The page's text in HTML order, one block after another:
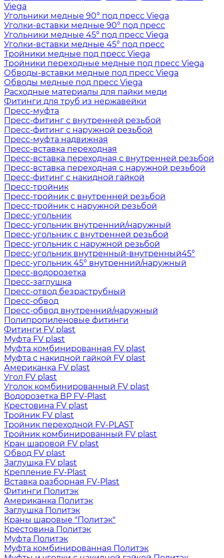
Viega
Угольники медные 90° под пресс Viega
Уголки-вставки медные 90° под пресс
Угольники медные 45° под пресс Viega
Уголки-вставки медные 45° под пресс
Тройники медные под пресс Viega
Тройники переходные медные под пресс Viega
Обводы-вставки медные под пресс Viega
Обводы медные под пресс Viega
Расходные материалы для пайки меди
Фитинги для труб из нержавейки
Пресс-муфта
Пресс-фитинг с внутренней резьбой
Пресс-фитинг с наружной резьбой
Пресс-муфта надвижная
Пресс-вставка переходная
Пресс-вставка переходная с внутренней резьбой
Пресс-вставка переходная с наружной резьбой
Пресс-фитинг с накидной гайкой
Пресс-тройник
Пресс-тройник с внутренней резьбой
Пресс-тройник с наружной резьбой
Пресс-угольник
Пресс-угольник внутренний/наружный
Пресс-угольник с внутренней резьбой
Пресс-угольник с наружной резьбой
Пресс-угольник внутренный-внутренный45°
Пресс-угольник 45° внутренний/наружный
Пресс-водорозетка
Пресс-заглушка
Пресс-отвод безраструбный
Пресс-обвод
Пресс-обвод внутренний/наружный
Полипропиленовые фитинги
Фитинги FV plast
Муфта FV plast
Муфта комбинированная FV plast
Муфта с накидной гайкой FV plast
Американка FV plast
Угол FV plast
Уголок комбинированный FV plast
Водорозетка ВР FV-Plast
Крестовина FV plast
Тройник FV plast
Тройник переходной FV-PLAST
Тройник комбинированный FV plast
Кран шаровой FV plast
Обвод FV plast
Заглушка FV plast
Крепление FV-Plast
Вставка разборная FV-Plast
Фитинги Политэк
Американка Политэк
Заглушка Политэк
Краны шаровые "Политэк"
Крестовина Политэк
Муфта Политэк
Муфта комбинированная Политэк